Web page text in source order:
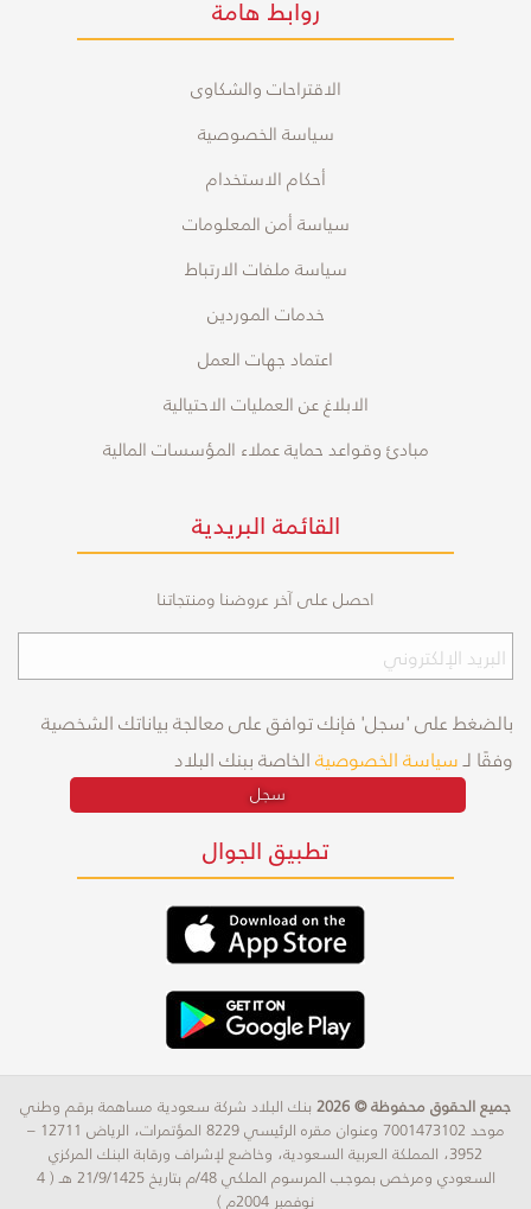
روابط هامة
الاقتراحات والشكاوى
سياسة الخصوصية
أحكام الاستخدام
سياسة أمن المعلومات
سياسة ملفات الارتباط
خدمات الموردين
اعتماد جهات العمل
الابلاغ عن العمليات الاحتيالية
مبادئ وقواعد حماية عملاء المؤسسات المالية
القائمة البريدية
احصل على آخر عروضنا ومنتجاتنا
بالضغط على 'سجل' فإنك توافق على معالجة بياناتك الشخصية
وفقًا لـسياسة الخصوصيةالخاصة ببنك البلاد
سجل
تطبيق الجوال
جميع الحقوق محفوظة © 2026
بنك البلاد شركة سعودية مساهمة برقم وطني
موحد 7001473102 وعنوان مقره الرئيسي 8229 المؤتمرات، الرياض 12711 –
3952، المملكة العربية السعودية، وخاضع لإشراف ورقابة البنك المركزي
السعودي ومرخص بموجب المرسوم الملكي 48/م بتاريخ 21/9/1425 هـ ( 4
نوفمبر 2004م )